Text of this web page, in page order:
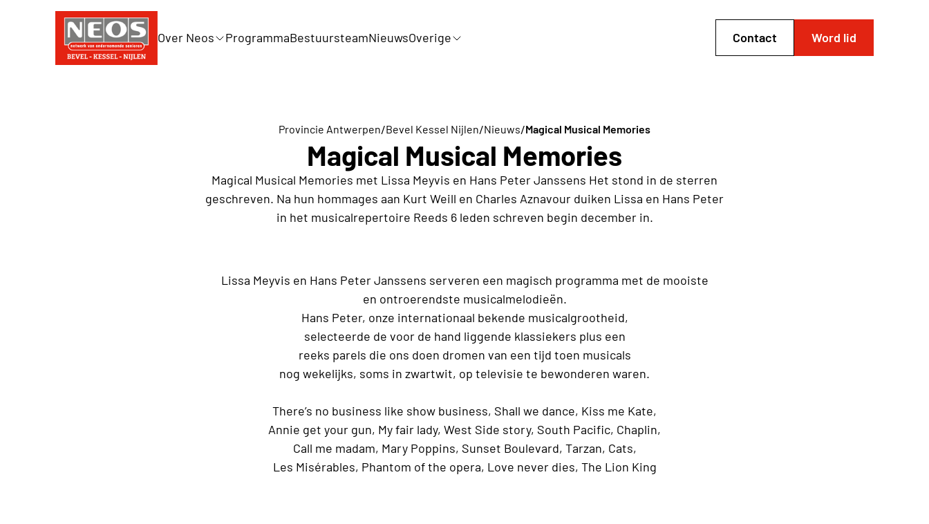
Over Neos ProgrammaBestuursteamNieuwsOverige Contact Word lid
Provincie Antwerpen/Bevel Kessel Nijlen/Nieuws/Magical Musical Memories
Magical Musical Memories
Magical Musical Memories met Lissa Meyvis en Hans Peter Janssens Het stond in de sterren
geschreven. Na hun hommages aan Kurt Weill en Charles Aznavour duiken Lissa en Hans Peter
in het musicalrepertoire Reeds 6 leden schreven begin december in.
Lissa Meyvis en Hans Peter Janssens serveren een magisch programma met de mooiste
en ontroerendste musicalmelodieën.
Hans Peter, onze internationaal bekende musicalgrootheid,
selecteerde de voor de hand liggende klassiekers plus een
reeks parels die ons doen dromen van een tijd toen musicals
nog wekelijks, soms in zwartwit, op televisie te bewonderen waren.
There’s no business like show business, Shall we dance, Kiss me Kate,
Annie get your gun, My fair lady, West Side story, South Pacific, Chaplin,
Call me madam, Mary Poppins, Sunset Boulevard, Tarzan, Cats,
Les Misérables, Phantom of the opera, Love never dies, The Lion King